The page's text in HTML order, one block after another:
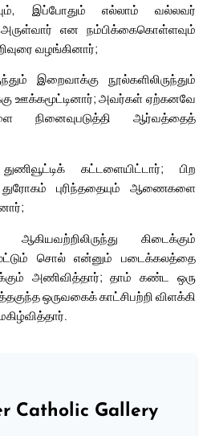
இப்போதும் எல்லாம் வல்லவர்
என நம்பிக்கைகொள்ளவும்
வழங்கினார்;
இறைவாக்கு நூல்களிலிருந்தும்
ஊக்கமூட்டினார்; அவர்கள் ஏற்கனவே
நினைவுபடுத்தி ஆர்வத்தைத்
கட்டளையிட்டார்; பிற
புரிந்ததையும் ஆணைகளை
கிடைக்கும்
சொல் என்னும் படைக்கலத்தை
அணிவித்தார்; தாம் கண்ட ஒரு
ஒருவகைக் காட்சிபற்றி விளக்கி
Catholic Gallery